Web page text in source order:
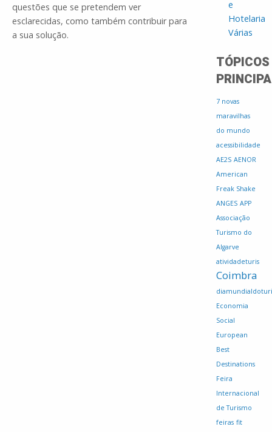
questões que se pretendem ver
esclarecidas, como também contribuir para
a sua solução.
e
Hotelaria
Várias
TÓPICOS
7 novas
maravilhas
do mundo
acessibilidade
AE2S AENOR
American
Freak Shake
ANGES APP
Associação
Turismo do
Algarve
atividadeturis
Coimbra
Economia
Social
European
Best
Destinations
Feira
Internacional
de Turismo
feiras fit